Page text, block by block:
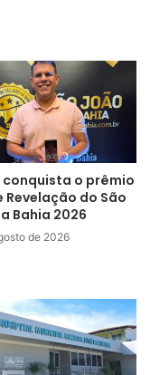
conquista o prêmio
Revelação do São
Bahia 2026
de 2026